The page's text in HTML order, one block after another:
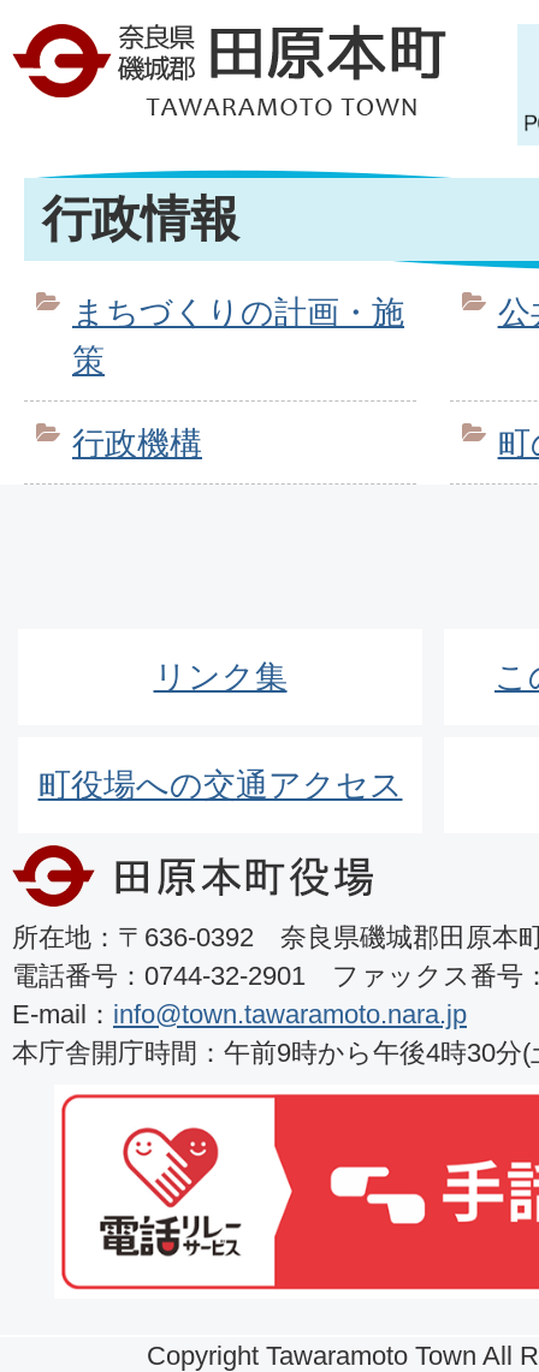
行政情報
まちづくりの計画・施
策
公
行政機構 町
リンク集 こ
町役場への交通アクセス
所在地：〒636-0392 奈良県磯城郡田原本
電話番号：0744-32-2901 ファックス番号
E-mail： info@town.tawaramoto.nara.jp
本庁舎開庁時間：午前9時から午後4時30分
Copyright Tawaramoto Town All